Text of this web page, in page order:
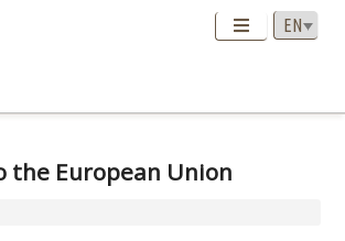
European Union